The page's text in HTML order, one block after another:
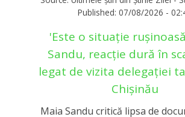
Published: 07/08/2026 -
'Este o situație
Sandu, reacție dură în
legat de vizita delegației
Chișinău
Maia Sandu critică lipsa de